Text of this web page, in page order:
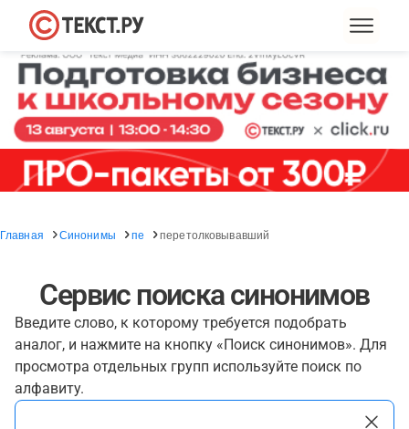
Главная Синонимы пе перетолковывавший
Сервис поиска синонимов
Введите слово, к которому требуется подобрать
аналог, и нажмите на кнопку «Поиск синонимов». Для
просмотра отдельных групп используйте поиск по
алфавиту.